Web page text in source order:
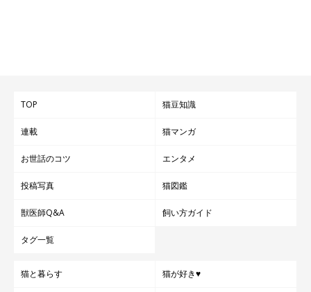
TOP 猫豆知識
連載 猫マンガ
お世話のコツ エンタメ
投稿写真 猫図鑑
獣医師Q&A 飼い方ガイド
タグ一覧
猫と暮らす 猫が好き♥